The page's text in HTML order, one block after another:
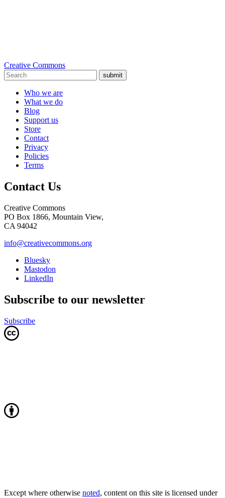
Creative Commons
submit
Who we are
What we do
Blog
Support us
Store
Contact
Privacy
Policies
Terms
Contact Us
Creative Commons
PO Box 1866, Mountain View,
CA 94042
info@creativecommons.org
Bluesky
Mastodon
LinkedIn
Subscribe to our newsletter
Subscribe
Except where otherwise noted, content on this site is licensed under